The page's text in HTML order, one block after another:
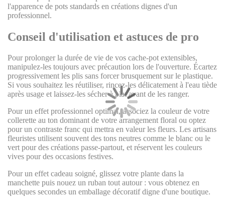
l'apparence de pots standards en créations dignes d'un
professionnel.
Conseil d'utilisation et astuces de pro
Pour prolonger la durée de vie de vos cache-pot extensibles,
manipulez-les toujours avec précaution lors de l'ouverture. Écartez
progressivement les plis sans forcer brusquement sur le plastique.
Si vous souhaitez les réutiliser, rincez-les délicatement à l'eau tiède
après usage et laissez-les sécher à plat avant de les ranger.
Pour un effet professionnel optimal, associez la couleur de votre
collerette au ton dominant de votre arrangement floral ou optez
pour un contraste franc qui mettra en valeur les fleurs. Les artisans
fleuristes utilisent souvent des tons neutres comme le blanc ou le
vert pour des créations passe-partout, et réservent les couleurs
vives pour des occasions festives.
Pour un effet cadeau soigné, glissez votre plante dans la
manchette puis nouez un ruban tout autour : vous obtenez en
quelques secondes un emballage décoratif digne d'une boutique.